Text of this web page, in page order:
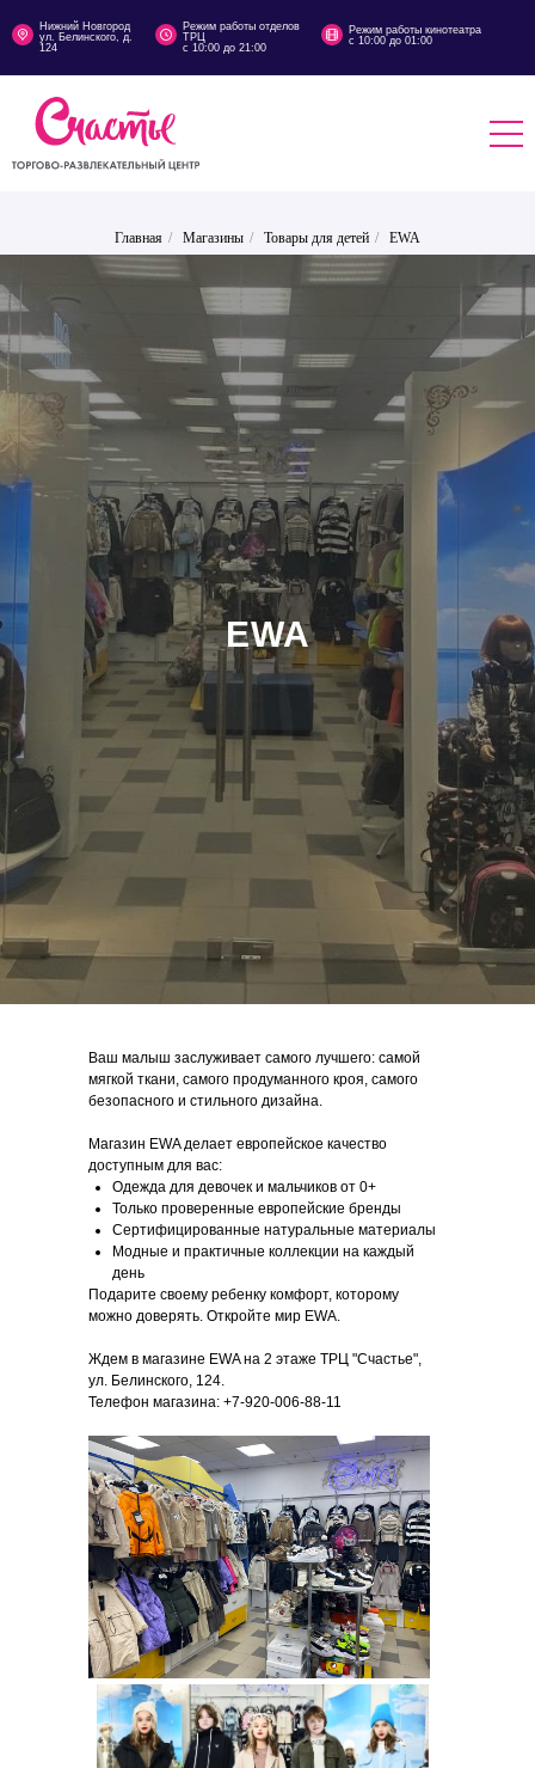
Режим работы отделов
ТРЦ
с 10:00 до 21:00
Режим работы кинотеатра
с 10:00 до 01:00
Нижний Новгород
ул. Белинского, д.
124
Главная / Магазины / Товары для детей / EWA
EWA
Ваш малыш заслуживает самого лучшего: самой
мягкой ткани, самого продуманного кроя, самого
безопасного и стильного дизайна.
Магазин EWA делает европейское качество
доступным для вас:
Одежда для девочек и мальчиков от 0+
Только проверенные европейские бренды
Сертифицированные натуральные материалы
Модные и практичные коллекции на каждый
день
Подарите своему ребенку комфорт, которому
можно доверять. Откройте мир EWA.
Ждем в магазине EWA на 2 этаже ТРЦ "Счастье",
ул. Белинского, 124.
Телефон магазина: +7-920-006-88-11